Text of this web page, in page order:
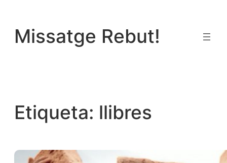
contingut
Missatge Rebut!
Etiqueta: llibres